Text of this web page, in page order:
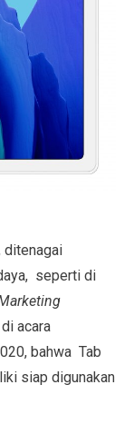
ditenagai
seperti di
acara
bahwa Tab
siap digunakan